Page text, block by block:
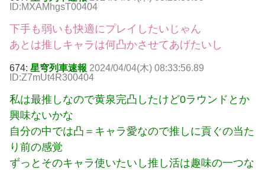
ID:MXAMhgsT00404
下手も弱いも快適にプレイしたいじゃん
あとは推しキャラは何凸かさせてあげたいし
674: 星穹列車速報 2024/04/04(木) 08:33:56.89
ID:Z7mUt4R300404
私は最推しなので黄泉完凸したけど0ラウンドとか
興味ないかな
自分の中では凸＝キャラ愛なので推しに貢ぐの当た
り前の感覚
ずっとそのキャラ使いたいし推し活は趣味の一つな